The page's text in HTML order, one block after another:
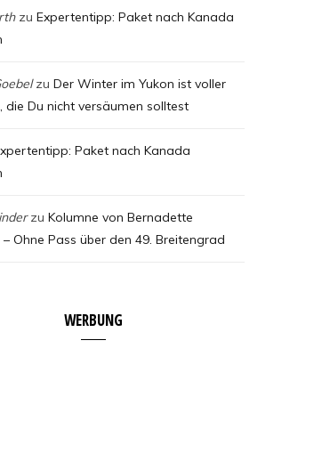
zu Expertentipp: Paket nach Kanada
zu Der Winter im Yukon ist voller
die Du nicht versäumen solltest
Paket nach Kanada
zu Kolumne von Bernadette
Ohne Pass über den 49. Breitengrad
WERBUNG